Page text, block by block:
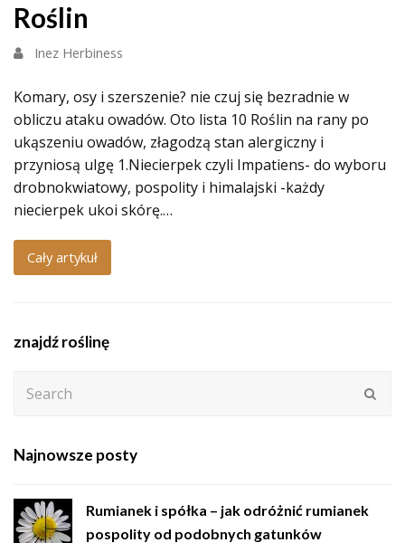
Roślin
Inez Herbiness
Komary, osy i szerszenie? nie czuj się bezradnie w
obliczu ataku owadów. Oto lista 10 Roślin na rany po
ukąszeniu owadów, złagodzą stan alergiczny i
przyniosą ulgę 1.Niecierpek czyli Impatiens- do wyboru
drobnokwiatowy, pospolity i himalajski -każdy
niecierpek ukoi skórę.…
Cały artykuł
znajdź roślinę
Najnowsze posty
Rumianek i spółka – jak odróżnić rumianek
pospolity od podobnych gatunków